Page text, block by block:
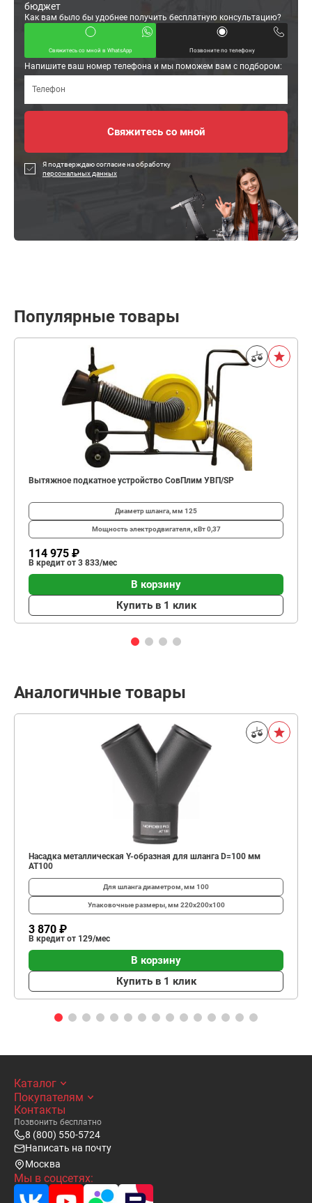
бюджет
Как вам было бы удобнее получить бесплатную консультацию?
Свяжитесь со мной в WhatsApp Позвоните по телефону
Напишите ваш номер телефона и мы поможем вам с подбором:
Я подтверждаю согласие на обработку
персональных данных
Популярные товары
Вытяжное подкатное устройство СовПлим УВП/SP
Диаметр шланга, мм 125
Мощность электродвигателя, кВт0,37
114 975 ₽
В кредит от 3 833/мес
В корзину
Купить в 1 клик
Аналогичные товары
Насадка металлическая Y-образная для шланга D=100 мм
AT100
Для шланга диаметром, мм 100
Упаковочные размеры, мм 220x200x100
3 870 ₽
В кредит от 129/мес
В корзину
Купить в 1 клик
Каталог
Покупателям
Контакты
Позвонить бесплатно
8 (800) 550-5724
Написать на почту
Москва
Мы в соцсетях: